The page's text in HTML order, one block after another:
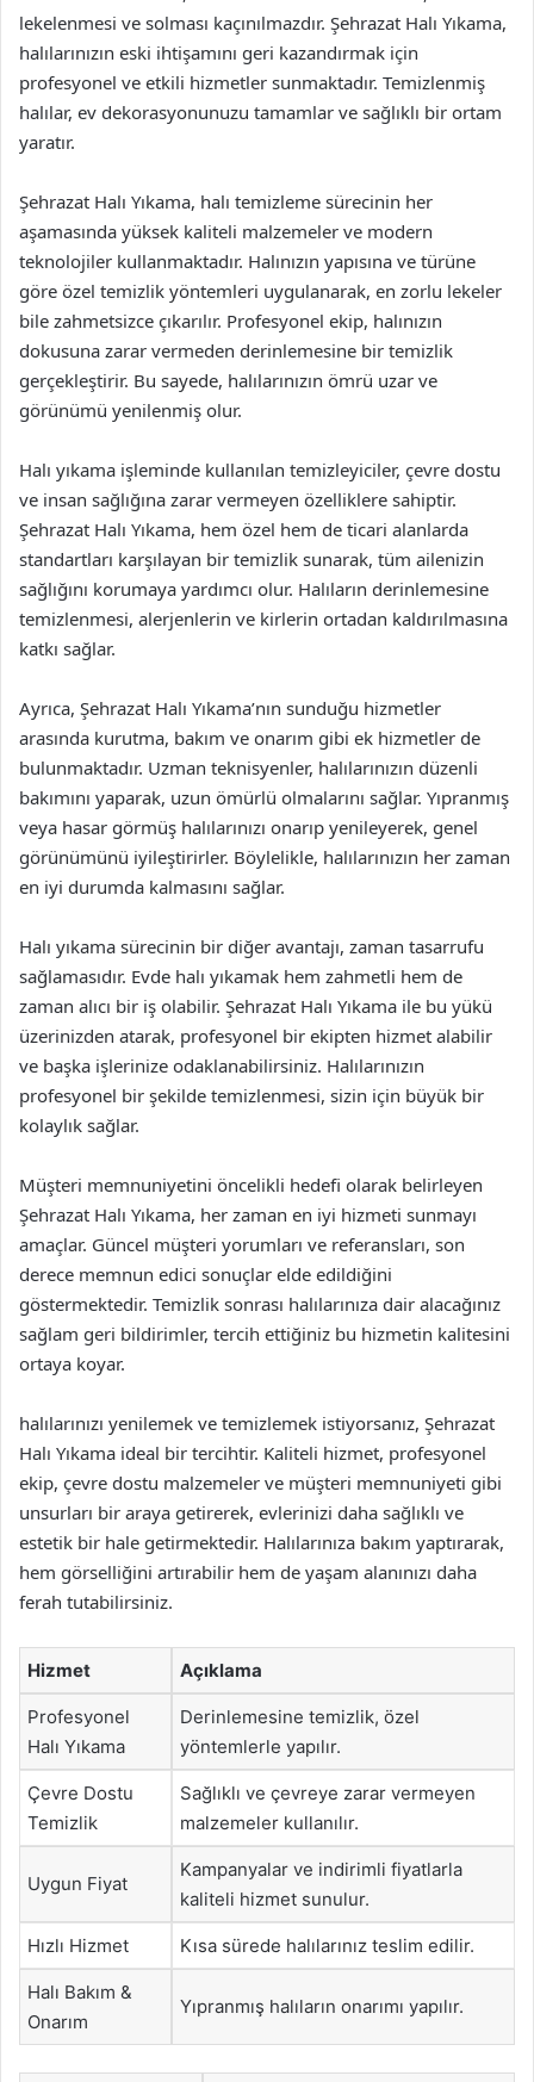
lekelenmesi ve solması kaçınılmazdır. Şehrazat Halı Yıkama,
halılarınızın eski ihtişamını geri kazandırmak için
profesyonel ve etkili hizmetler sunmaktadır. Temizlenmiş
halılar, ev dekorasyonunuzu tamamlar ve sağlıklı bir ortam
yaratır.
Şehrazat Halı Yıkama, halı temizleme sürecinin her
aşamasında yüksek kaliteli malzemeler ve modern
teknolojiler kullanmaktadır. Halınızın yapısına ve türüne
göre özel temizlik yöntemleri uygulanarak, en zorlu lekeler
bile zahmetsizce çıkarılır. Profesyonel ekip, halınızın
dokusuna zarar vermeden derinlemesine bir temizlik
gerçekleştirir. Bu sayede, halılarınızın ömrü uzar ve
görünümü yenilenmiş olur.
Halı yıkama işleminde kullanılan temizleyiciler, çevre dostu
ve insan sağlığına zarar vermeyen özelliklere sahiptir.
Şehrazat Halı Yıkama, hem özel hem de ticari alanlarda
standartları karşılayan bir temizlik sunarak, tüm ailenizin
sağlığını korumaya yardımcı olur. Halıların derinlemesine
temizlenmesi, alerjenlerin ve kirlerin ortadan kaldırılmasına
katkı sağlar.
Ayrıca, Şehrazat Halı Yıkama’nın sunduğu hizmetler
arasında kurutma, bakım ve onarım gibi ek hizmetler de
bulunmaktadır. Uzman teknisyenler, halılarınızın düzenli
bakımını yaparak, uzun ömürlü olmalarını sağlar. Yıpranmış
veya hasar görmüş halılarınızı onarıp yenileyerek, genel
görünümünü iyileştirirler. Böylelikle, halılarınızın her zaman
en iyi durumda kalmasını sağlar.
Halı yıkama sürecinin bir diğer avantajı, zaman tasarrufu
sağlamasıdır. Evde halı yıkamak hem zahmetli hem de
zaman alıcı bir iş olabilir. Şehrazat Halı Yıkama ile bu yükü
üzerinizden atarak, profesyonel bir ekipten hizmet alabilir
ve başka işlerinize odaklanabilirsiniz. Halılarınızın
profesyonel bir şekilde temizlenmesi, sizin için büyük bir
kolaylık sağlar.
Müşteri memnuniyetini öncelikli hedefi olarak belirleyen
Şehrazat Halı Yıkama, her zaman en iyi hizmeti sunmayı
amaçlar. Güncel müşteri yorumları ve referansları, son
derece memnun edici sonuçlar elde edildiğini
göstermektedir. Temizlik sonrası halılarınıza dair alacağınız
sağlam geri bildirimler, tercih ettiğiniz bu hizmetin kalitesini
ortaya koyar.
halılarınızı yenilemek ve temizlemek istiyorsanız, Şehrazat
Halı Yıkama ideal bir tercihtir. Kaliteli hizmet, profesyonel
ekip, çevre dostu malzemeler ve müşteri memnuniyeti gibi
unsurları bir araya getirerek, evlerinizi daha sağlıklı ve
estetik bir hale getirmektedir. Halılarınıza bakım yaptırarak,
hem görselliğini artırabilir hem de yaşam alanınızı daha
ferah tutabilirsiniz.
Hizmet Açıklama
Profesyonel
Halı Yıkama
Derinlemesine temizlik, özel
yöntemlerle yapılır.
Çevre Dostu
Temizlik
Sağlıklı ve çevreye zarar vermeyen
malzemeler kullanılır.
Uygun Fiyat
Kampanyalar ve indirimli fiyatlarla
kaliteli hizmet sunulur.
Hızlı Hizmet Kısa sürede halılarınız teslim edilir.
Halı Bakım &
Onarım
Yıpranmış halıların onarımı yapılır.